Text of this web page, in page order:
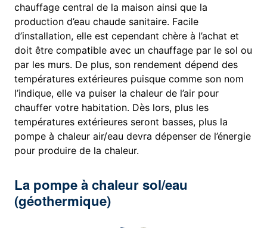
chauffage central de la maison ainsi que la
production d’eau chaude sanitaire. Facile
d’installation, elle est cependant chère à l’achat et
doit être compatible avec un chauffage par le sol ou
par les murs. De plus, son rendement dépend des
températures extérieures puisque comme son nom
l’indique, elle va puiser la chaleur de l’air pour
chauffer votre habitation. Dès lors, plus les
températures extérieures seront basses, plus la
pompe à chaleur air/eau devra dépenser de l’énergie
pour produire de la chaleur.
La pompe à chaleur sol/eau
(géothermique)